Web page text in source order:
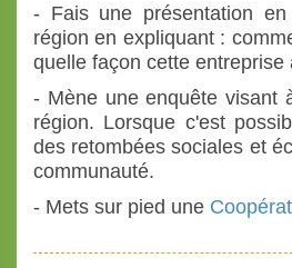
- Fais une présentation
région en expliquant :
quelle façon cette
- Mène une enquête visant
région. Lorsque c'est
des retombées sociales et
communauté.
- Mets sur pied une